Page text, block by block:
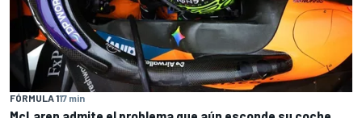
FÓRMULA 117 min